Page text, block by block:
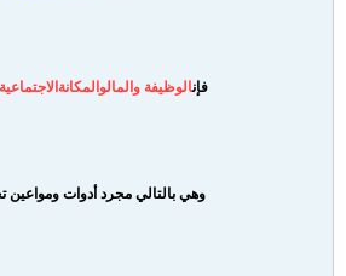
فإنالوظيفة والمالوالمكانة الاجتماعية
وهي بالتالي مجرد أدوات ومواعين